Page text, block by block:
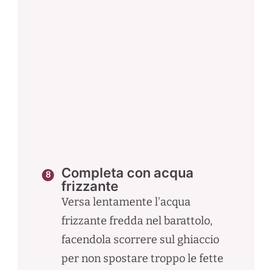
Completa con acqua
frizzante
Versa lentamente l'acqua
frizzante fredda nel barattolo,
facendola scorrere sul ghiaccio
per non spostare troppo le fette